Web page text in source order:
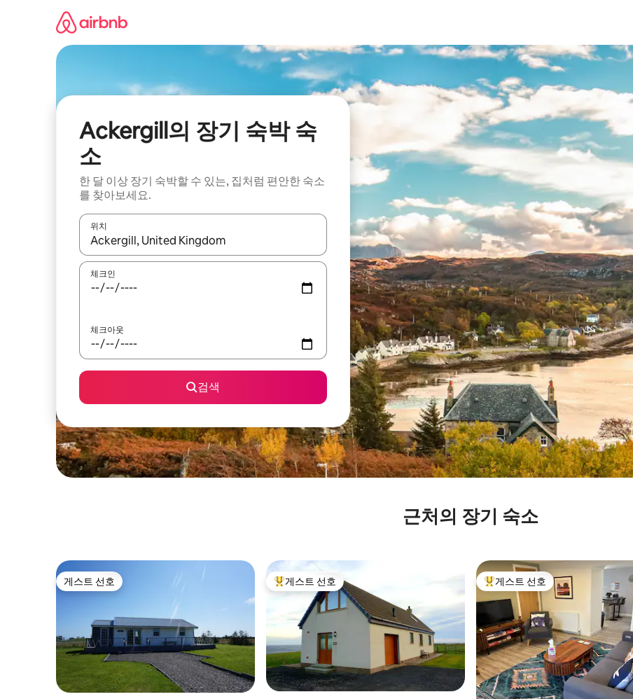
Ackergill의 장기 숙박 숙
소
한 달 이상 장기 숙박할 수 있는, 집처럼 편안한 숙소
를 찾아보세요.
위치
결과가 나오면 위·아래 화살표 키를 사용하거나 터치 또는 스와이프 동작으로 탐색하세요.
체크인
체크아웃
검색
근처의 장기 숙소
게스트 선호
게스트 선호 상위 게스트 선호
게스트 선호 상위 게스트 선호
게스트 선호